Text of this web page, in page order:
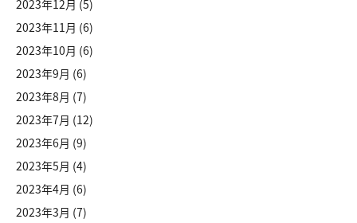
2023年12月 (5)
2023年11月 (6)
2023年10月 (6)
2023年9月 (6)
2023年8月 (7)
2023年7月 (12)
2023年6月 (9)
2023年5月 (4)
2023年4月 (6)
2023年3月 (7)